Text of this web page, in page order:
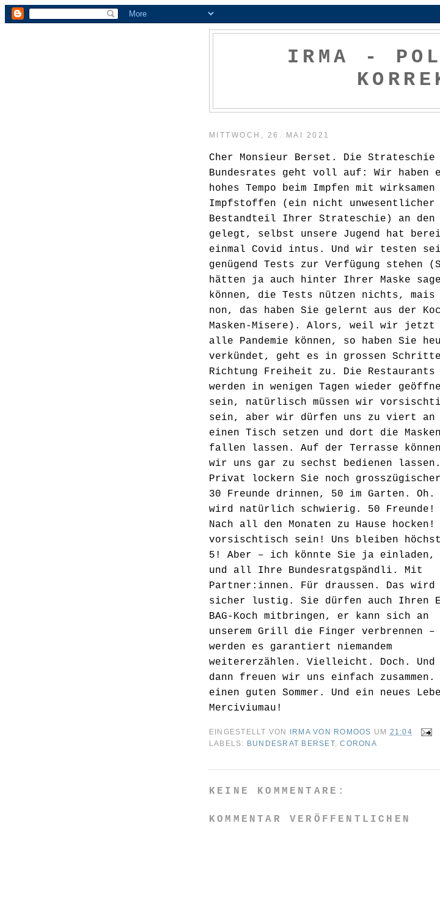
IRMA -
MITTWOCH, 26. MAI 2021
Cher Monsieur Berset. Die Strateschie
Bundesrates geht voll auf: Wir haben
hohes Tempo beim Impfen mit wirksamen
Impfstoffen (ein nicht unwesentlicher
Bestandteil Ihrer Strateschie) an den
gelegt, selbst unsere Jugend hat
einmal Covid intus. Und wir testen
genügend Tests zur Verfügung stehen
hätten ja auch hinter Ihrer Maske
können, die Tests nützen nichts, mais
non, das haben Sie gelernt aus der
Masken-Misere). Alors, weil wir jetzt
alle Pandemie können, so haben Sie
verkündet, geht es in grossen
Richtung Freiheit zu. Die Restaurants
werden in wenigen Tagen wieder
sein, natürlisch müssen wir
sein, aber wir dürfen uns zu viert an
einen Tisch setzen und dort die Masken
fallen lassen. Auf der Terrasse können
wir uns gar zu sechst bedienen lassen.
Privat lockern Sie noch
30 Freunde drinnen, 50 im Garten. Oh.
wird natürlich schwierig. 50 Freunde!
Nach all den Monaten zu Hause hocken!
vorsischtisch sein! Uns bleiben
5! Aber – ich könnte Sie ja einladen,
und all Ihre Bundesratgspändli. Mit
Partner:innen. Für draussen. Das wird
sicher lustig. Sie dürfen auch Ihren
BAG-Koch mitbringen, er kann sich an
unserem Grill die Finger verbrennen –
werden es garantiert niemandem
weitererzählen. Vielleicht. Doch. Und
dann freuen wir uns einfach zusammen.
einen guten Sommer. Und ein neues
Merciviumau!
EINGESTELLT VON IRMA VON ROMOOS UM 21:04
LABELS: BUNDESRAT BERSET,CORONA
KEINE KOMMENTARE:
KOMMENTAR VERÖFFENTLICHEN